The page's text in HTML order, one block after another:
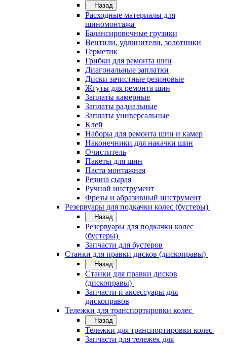
Назад
Расходные материалы для
шиномонтажа
Балансировочные грузики
Вентили, удлинители, золотники
Герметик
Грибки для ремонта шин
Диагональные заплатки
Диски зачистные резиновые
Жгуты для ремонта шин
Заплаты камерные
Заплаты радиальные
Заплаты универсальные
Клей
Наборы для ремонта шин и камер
Наконечники для накачки шин
Очиститель
Пакеты для шин
Паста монтажная
Резина сырая
Ручной инструмент
Фрезы и абразивный инструмент
Резервуары для подкачки колес (бустеры)
Назад
Резервуары для подкачки колес
(бустеры)
Запчасти для бустеров
Станки для правки дисков (дископравы)
Назад
Станки для правки дисков
(дископравы)
Запчасти и аксессуары для
дископравов
Тележки для транспортировки колес
Назад
Тележки для транспортировки колес
Запчасти для тележек для